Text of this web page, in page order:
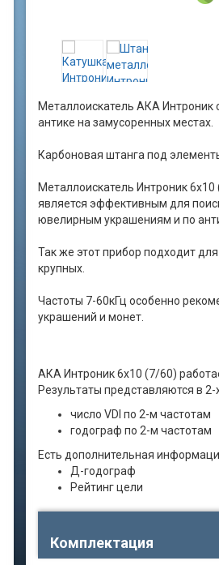
Металлоискатель АКА Интроник
антике на замусоренных местах.
Карбоновая штанга под
Металлоискатель Интроник 6х10
является эффективным для
ювелирным украшениям и по
Так же этот прибор подходит
крупных.
Частоты 7-60кГц особенно
украшений и монет.
АКА Интроник 6х10 (7/60)
Результаты представляются в 2-
число VDI по 2-м частотам
годограф по 2-м частотам
Есть дополнительная
Д-годограф
Рейтинг цели
Комплектация